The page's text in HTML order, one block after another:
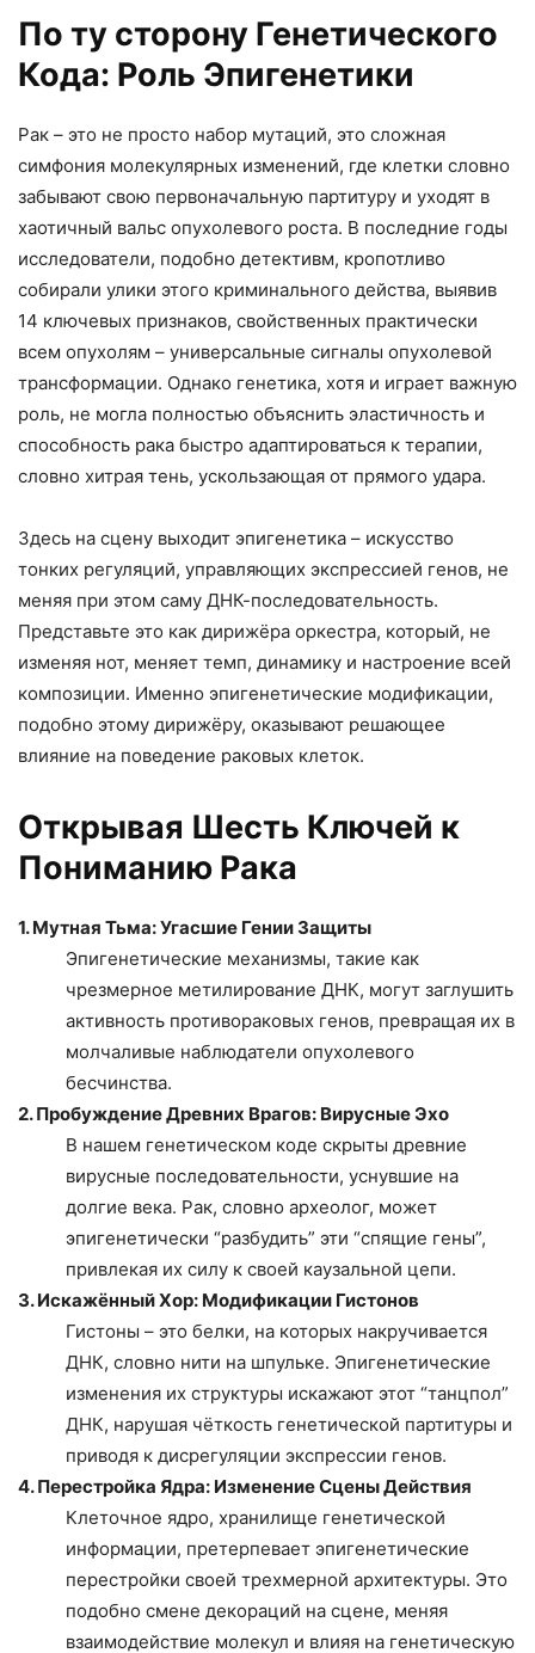
По ту сторону Генетического
Кода: Роль Эпигенетики
Рак – это не просто набор мутаций, это сложная
симфония молекулярных изменений, где клетки словно
забывают свою первоначальную партитуру и уходят в
хаотичный вальс опухолевого роста. В последние годы
исследователи, подобно детективм, кропотливо
собирали улики этого криминального действа, выявив
14 ключевых признаков, свойственных практически
всем опухолям – универсальные сигналы опухолевой
трансформации. Однако генетика, хотя и играет важную
роль, не могла полностью объяснить эластичность и
способность рака быстро адаптироваться к терапии,
словно хитрая тень, ускользающая от прямого удара.
Здесь на сцену выходит эпигенетика – искусство
тонких регуляций, управляющих экспрессией генов, не
меняя при этом саму ДНК-последовательность.
Представьте это как дирижёра оркестра, который, не
изменяя нот, меняет темп, динамику и настроение всей
композиции. Именно эпигенетические модификации,
подобно этому дирижёру, оказывают решающее
влияние на поведение раковых клеток.
Открывая Шесть Ключей к
Пониманию Рака
1. Мутная Тьма: Угасшие Гении Защиты
Эпигенетические механизмы, такие как
чрезмерное метилирование ДНК, могут заглушить
активность противораковых генов, превращая их в
молчаливые наблюдатели опухолевого
бесчинства.
2. Пробуждение Древних Врагов: Вирусные Эхо
В нашем генетическом коде скрыты древние
вирусные последовательности, уснувшие на
долгие века. Рак, словно археолог, может
эпигенетически “разбудить” эти “спящие гены”,
привлекая их силу к своей каузальной цепи.
3. Искажённый Хор: Модификации Гистонов
Гистоны – это белки, на которых накручивается
ДНК, словно нити на шпульке. Эпигенетические
изменения их структуры искажают этот “танцпол”
ДНК, нарушая чёткость генетической партитуры и
приводя к дисрегуляции экспрессии генов.
4. Перестройка Ядра: Изменение Сцены Действия
Клеточное ядро, хранилище генетической
информации, претерпевает эпигенетические
перестройки своей трехмерной архитектуры. Это
подобно смене декораций на сцене, меняя
взаимодействие молекул и влияя на генетическую